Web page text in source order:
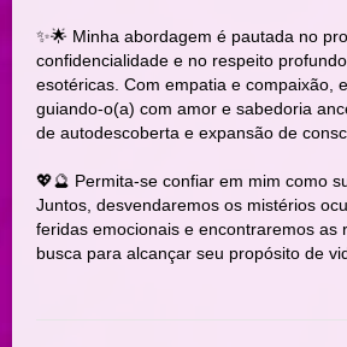
✨🌟 Minha abordagem é pautada no
confidencialidade e no respeito
esotéricas. Com empatia e compaixão,
guiando-o(a) com amor e sabedoria
de autodescoberta e expansão de
💖🔮 Permita-se confiar em mim como
Juntos, desvendaremos os mistérios
feridas emocionais e encontraremos as
busca para alcançar seu propósito de